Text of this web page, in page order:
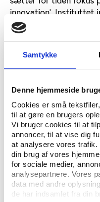
Samtykke
Denne hjemmeside
Cookies er små
til at gøre en brugers
Vi bruger cookies til at
annoncer, til at vise dig
at analysere vores trafik.
din brug af vores
for sociale medier,
analysepartnere. Vores
data med andre
de har indsamlet fra din
innovation’. Instituttet
sammen med Region
Herning Kommune til
EM-slutrunden for
afvikles i Midtjylland,
virksomheder, der
fodboldevent.
indblik i samspillet
innovation.
Blandt
direktør for World
Bordinggaard fra DBU,
turneringsdirektør for
Olausson, der er